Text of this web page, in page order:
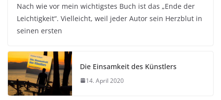
Nach wie vor mein wichtigstes Buch ist das „Ende der
Leichtigkeit“. Vielleicht, weil jeder Autor sein Herzblut in
seinen ersten
Die Einsamkeit des Künstlers
14. April 2020